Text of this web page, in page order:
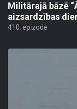
Militārajā bāzē
aizsardzības
410. epizode